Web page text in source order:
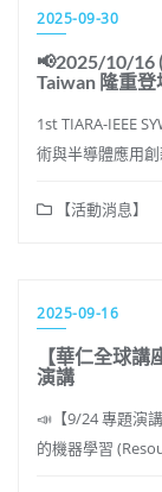
2025-09-30
📢2025/10/16
Taiwan 隆重登
1st TIARA-IEEE
術與半導體應用
【活動消息】
2025-09-16
【華仁全球
演講
📣【9/24 專題演
的機器學習